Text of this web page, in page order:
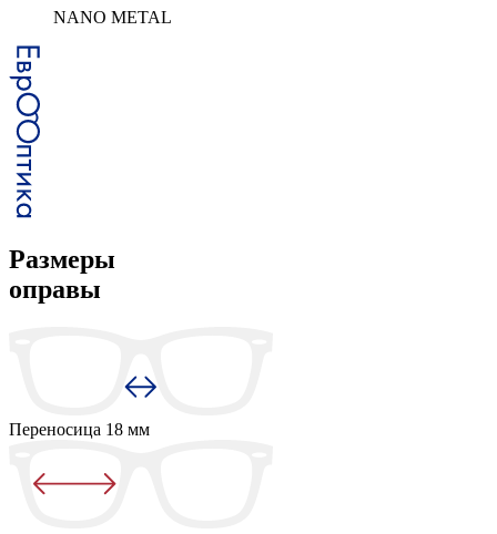
NANO METAL
Размеры
оправы
Переносица 18 мм